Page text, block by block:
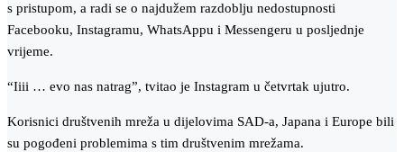
s pristupom, a radi se o najdužem razdoblju nedostupnosti
Facebooku, Instagramu, WhatsAppu i Messengeru u posljednje
vrijeme.
“Iiii … evo nas natrag”, tvitao je Instagram u četvrtak ujutro.
Korisnici društvenih mreža u dijelovima SAD-a, Japana i Europe bili
su pogođeni problemima s tim društvenim mrežama.